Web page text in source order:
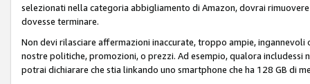
selezionati nella categoria abbigliamento di Amazon, dovrai
dovesse terminare.
Non devi rilasciare affermazioni inaccurate, troppo ampie,
nostre politiche, promozioni, o prezzi. Ad esempio, qualora includessi
potrai dichiarare che stia linkando uno smartphone che ha 128 GB di